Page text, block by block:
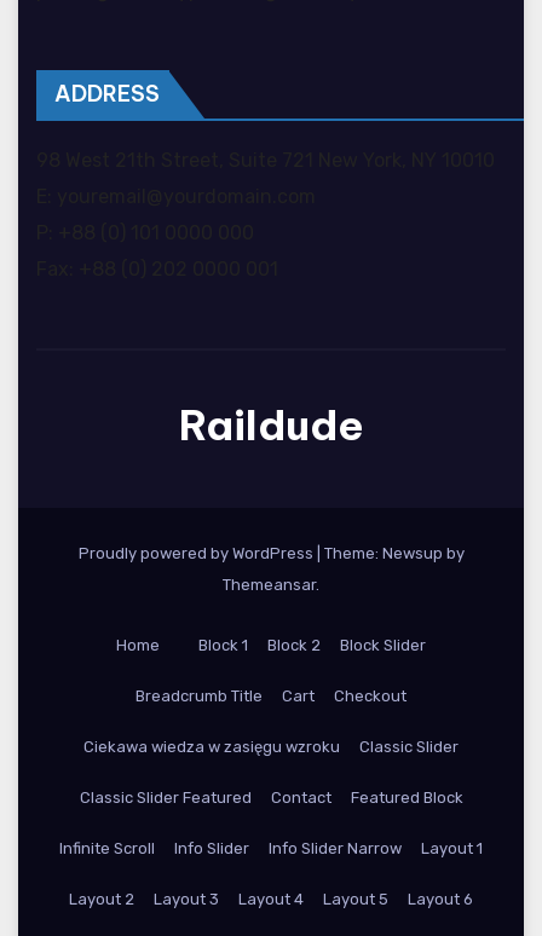
ADDRESS
Raildude
Proudly powered by WordPress
Theme: Newsup by
Themeansar.
Home Block 1 Block 2 Block Slider
Breadcrumb Title Cart Checkout
Ciekawa wiedza w zasięgu wzroku Classic Slider
Classic Slider Featured Contact Featured Block
Infinite Scroll Info Slider Info Slider Narrow Layout 1
Layout 2 Layout 3 Layout 4 Layout 5 Layout 6